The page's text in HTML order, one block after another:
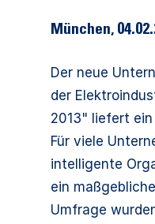
München,
Der neue
der
2013" liefert
Für viele
intelligente
ein
Umfrage